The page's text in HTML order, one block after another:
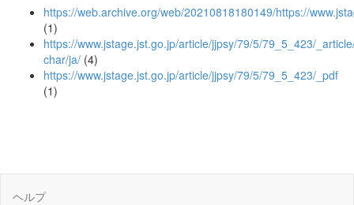
https://web.archive.org/web/20210818180149/https://
(1)
https://www.jstage.jst.go.jp/article/jjpsy/79/5/79_5_423/
char/ja/ (4)
https://www.jstage.jst.go.jp/article/jjpsy/79/5/79_5_423/_pdf
(1)
ヘルプ